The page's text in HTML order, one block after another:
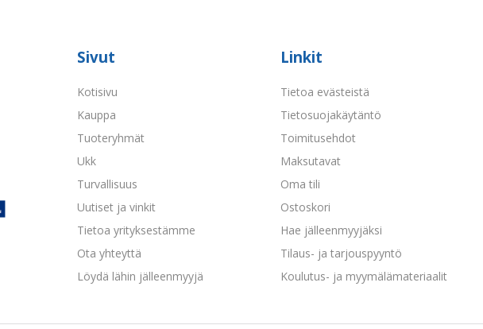
Sivut
Kotisivu
Kauppa
Tuoteryhmät
Ukk
Turvallisuus
Uutiset ja vinkit
Tietoa yrityksestämme
Ota yhteyttä
Löydä lähin jälleenmyyjä
Linkit
Tietoa evästeistä
Tietosuojakäytäntö
Toimitusehdot
Maksutavat
Oma tili
Ostoskori
Hae jälleenmyyjäksi
Tilaus- ja tarjouspyyntö
Koulutus- ja myymälämateriaalit